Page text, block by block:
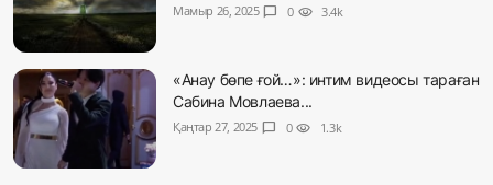
Мамыр 26, 2025 chat_bubble 0 visibility 3.4k
«Анау бөпе ғой…»: интим видеосы тараған
Сабина Мовлаева...
Қаңтар 27, 2025 chat_bubble 0 visibility 1.3k